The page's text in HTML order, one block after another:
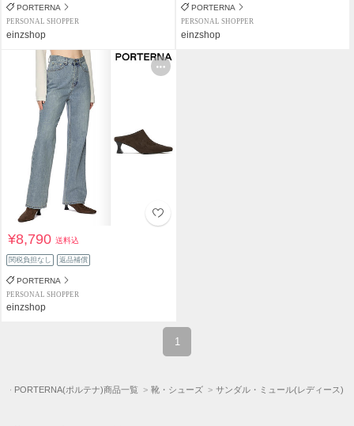
PORTERNA
PERSONAL SHOPPER
einzshop
PORTERNA
PERSONAL SHOPPER
einzshop
¥8,790送料込
関税負担なし 返品補償
PORTERNA
PERSONAL SHOPPER
einzshop
1
PORTERNA(ポルテナ)商品一覧 靴・シューズ サンダル・ミュール(レディース)